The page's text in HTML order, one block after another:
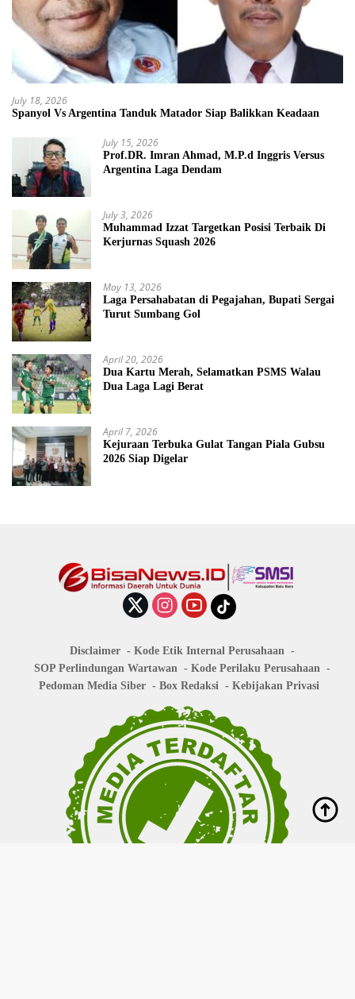
July 18, 2026
Spanyol Vs Argentina Tanduk Matador Siap Balikkan Keadaan
July 15, 2026
Prof.DR. Imran Ahmad, M.P.d Inggris Versus
Argentina Laga Dendam
July 3, 2026
Muhammad Izzat Targetkan Posisi Terbaik Di
Kerjurnas Squash 2026
May 13, 2026
Laga Persahabatan di Pegajahan, Bupati Sergai
Turut Sumbang Gol
April 20, 2026
Dua Kartu Merah, Selamatkan PSMS Walau
Dua Laga Lagi Berat
April 7, 2026
Kejuraan Terbuka Gulat Tangan Piala Gubsu
2026 Siap Digelar
Disclaimer
Kode Etik Internal Perusahaan
SOP Perlindungan Wartawan
Kode Perilaku Perusahaan
Pedoman Media Siber
Box Redaksi Kebijakan Privasi